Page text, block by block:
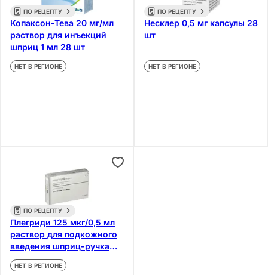
ПО РЕЦЕПТУ
Копаксон-Тева 20 мг/мл
раствор для инъекций
шприц 1 мл 28 шт
НЕТ В РЕГИОНЕ
ПО РЕЦЕПТУ
Несклер 0,5 мг капсулы 28
шт
НЕТ В РЕГИОНЕ
ПО РЕЦЕПТУ
Плегриди 125 мкг/0,5 мл
раствор для подкожного
введения шприц-ручка
0,5 мл 2 шт
НЕТ В РЕГИОНЕ